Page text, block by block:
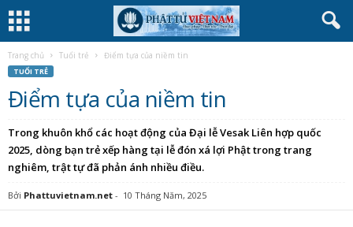
Trang chủ Tuổi trẻ Điểm tựa của niềm tin
TUỔI TRẺ
Điểm tựa của niềm tin
Trong khuôn khổ các hoạt động của Đại lễ Vesak Liên hợp quốc
2025, dòng bạn trẻ xếp hàng tại lễ đón xá lợi Phật trong trang
nghiêm, trật tự đã phản ánh nhiều điều.
Bởi Phattuvietnam.net - 10 Tháng Năm, 2025